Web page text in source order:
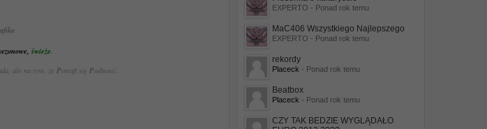
świeże
ale na tym, że Potrafi się Podnosić
EXPERTO - Ponad rok temu
MaC406 Wszystkiego Najlepszego
EXPERTO - Ponad rok temu
rekordy
Placeck - Ponad rok temu
Beatbox
Placeck - Ponad rok temu
CZY TAK BEDZIE WYGLĄDAŁO